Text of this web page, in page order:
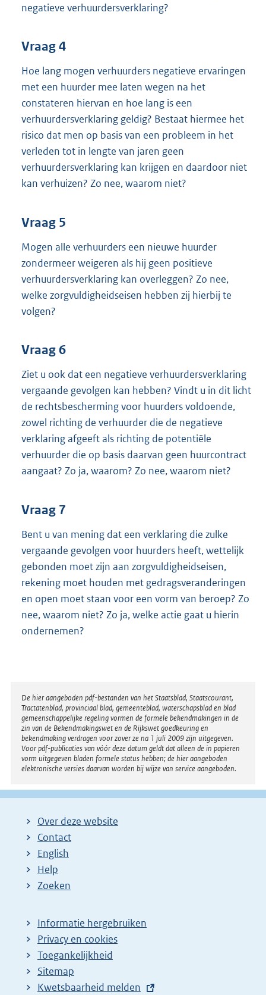
negatieve verhuurdersverklaring?
Vraag 4
Hoe lang mogen verhuurders negatieve ervaringen
met een huurder mee laten wegen na het
constateren hiervan en hoe lang is een
verhuurdersverklaring geldig? Bestaat hiermee het
risico dat men op basis van een probleem in het
verleden tot in lengte van jaren geen
verhuurdersverklaring kan krijgen en daardoor niet
kan verhuizen? Zo nee, waarom niet?
Vraag 5
Mogen alle verhuurders een nieuwe huurder
zondermeer weigeren als hij geen positieve
verhuurdersverklaring kan overleggen? Zo nee,
welke zorgvuldigheidseisen hebben zij hierbij te
volgen?
Vraag 6
Ziet u ook dat een negatieve verhuurdersverklaring
vergaande gevolgen kan hebben? Vindt u in dit licht
de rechtsbescherming voor huurders voldoende,
zowel richting de verhuurder die de negatieve
verklaring afgeeft als richting de potentiële
verhuurder die op basis daarvan geen huurcontract
aangaat? Zo ja, waarom? Zo nee, waarom niet?
Vraag 7
Bent u van mening dat een verklaring die zulke
vergaande gevolgen voor huurders heeft, wettelijk
gebonden moet zijn aan zorgvuldigheidseisen,
rekening moet houden met gedragsveranderingen
en open moet staan voor een vorm van beroep? Zo
nee, waarom niet? Zo ja, welke actie gaat u hierin
ondernemen?
Disclaimer
De hier aangeboden pdf-bestanden van het Staatsblad, Staatscourant,
Tractatenblad, provinciaal blad, gemeenteblad, waterschapsblad en blad
gemeenschappelijke regeling vormen de formele bekendmakingen in de
zin van de Bekendmakingswet en de Rijkswet goedkeuring en
bekendmaking verdragen voor zover ze na 1 juli 2009 zijn uitgegeven.
Voor pdf-publicaties van vóór deze datum geldt dat alleen de in papieren
vorm uitgegeven bladen formele status hebben; de hier aangeboden
elektronische versies daarvan worden bij wijze van service aangeboden.
Over deze website
Contact
English
Help
Zoeken
Informatie hergebruiken
Privacy en cookies
Toegankelijkheid
Sitemap
E
Kwetsbaarheid melden